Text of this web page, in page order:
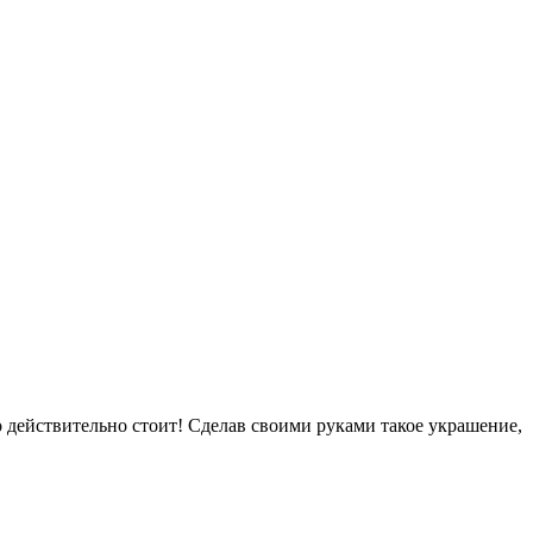
стоит! Сделав своими руками такое украшение,